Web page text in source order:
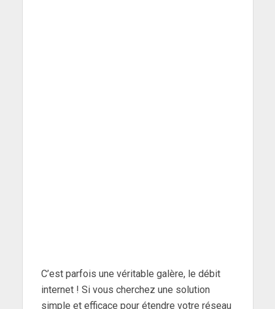
C’est parfois une véritable galère, le débit
internet ! Si vous cherchez une solution
simple et efficace pour étendre votre réseau